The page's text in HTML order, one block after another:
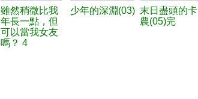
雖然稍微比我
年長一點，但
可以當我女友
嗎？ 4
少年的深淵(03) 末日盡頭的卡
農(05)完